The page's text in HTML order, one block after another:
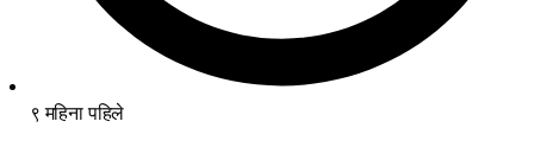
९ महिना पहिले